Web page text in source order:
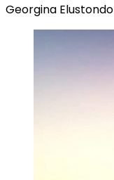
Georgina Elustondo